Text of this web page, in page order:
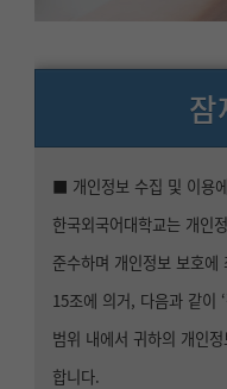
잠
■ 개인정보 수집 및 이용
한국외국어대학교는 개인
준수하며 개인정보 보호
15조에 의거, 다음과 같이
범위 내에서 귀하의 개인
합니다.